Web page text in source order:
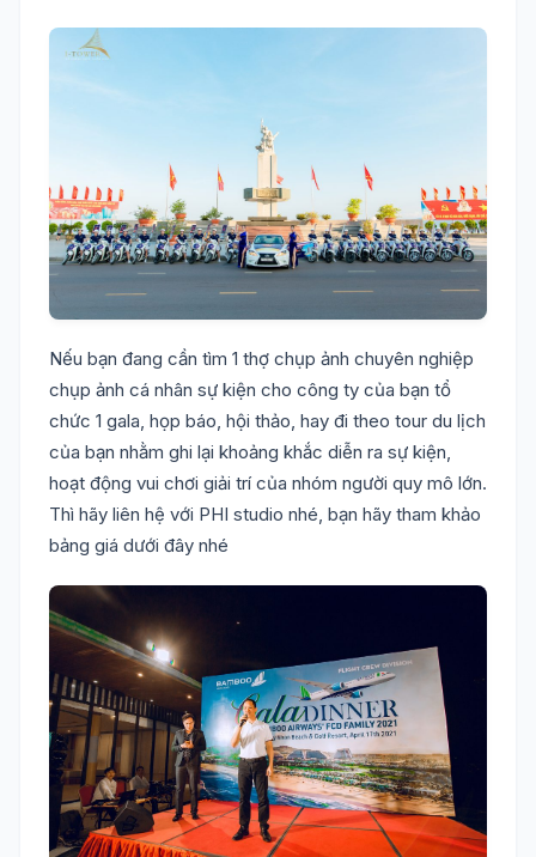
Nếu bạn đang cần tìm 1 thợ chụp ảnh chuyên nghiệp
chụp ảnh cá nhân sự kiện cho công ty của bạn tổ
chức 1 gala, họp báo, hội thảo, hay đi theo tour du lịch
của bạn nhằm ghi lại khoảng khắc diễn ra sự kiện,
hoạt động vui chơi giải trí của nhóm người quy mô lớn.
Thì hãy liên hệ với PHI studio nhé, bạn hãy tham khảo
bảng giá dưới đây nhé